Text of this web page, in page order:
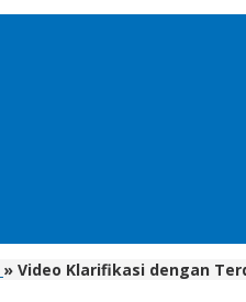
» Video Klarifikasi dengan